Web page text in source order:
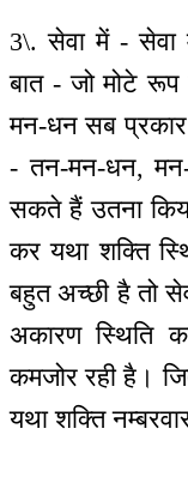
3\. सेवा में - सेवा
बात - जो मोटे
मन-धन सब प्रकार
- तन-मन-धन, मन-
सकते हैं उतना
कर यथा शक्ति
बहुत अच्छी है तो
अकारण स्थिति
कमजोर रही है।
यथा शक्ति